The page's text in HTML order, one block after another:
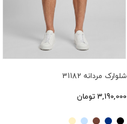
شلوارک مردانه 31182
3,190,000 تومان